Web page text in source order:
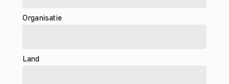
Organisatie
Land